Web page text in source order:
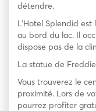
détendre.
L’Hotel Splendid
au bord du lac. Il
dispose pas de la
La statue de
Vous trouverez le
proximité. Lors de
pourrez profiter